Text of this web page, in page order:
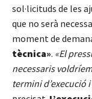
sol·licituds de les
que no serà
moment de
tècnica». «El
necessaris
termini d’execució